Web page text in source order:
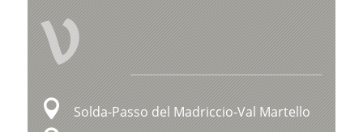
V
Solda-Passo del Madriccio-Val Martello